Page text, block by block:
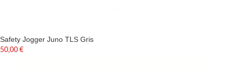
Safety Jogger Juno TLS Gris
50,00 €